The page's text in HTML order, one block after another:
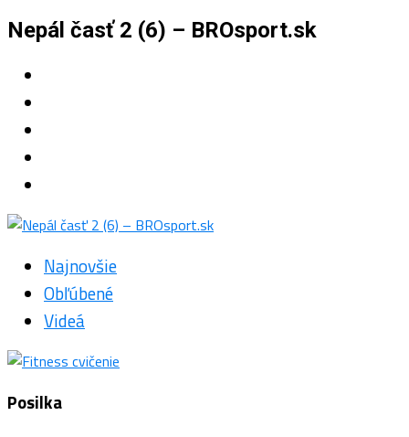
Nepál časť 2 (6) – BROsport.sk
Najnovšie
Obľúbené
Videá
Posilka